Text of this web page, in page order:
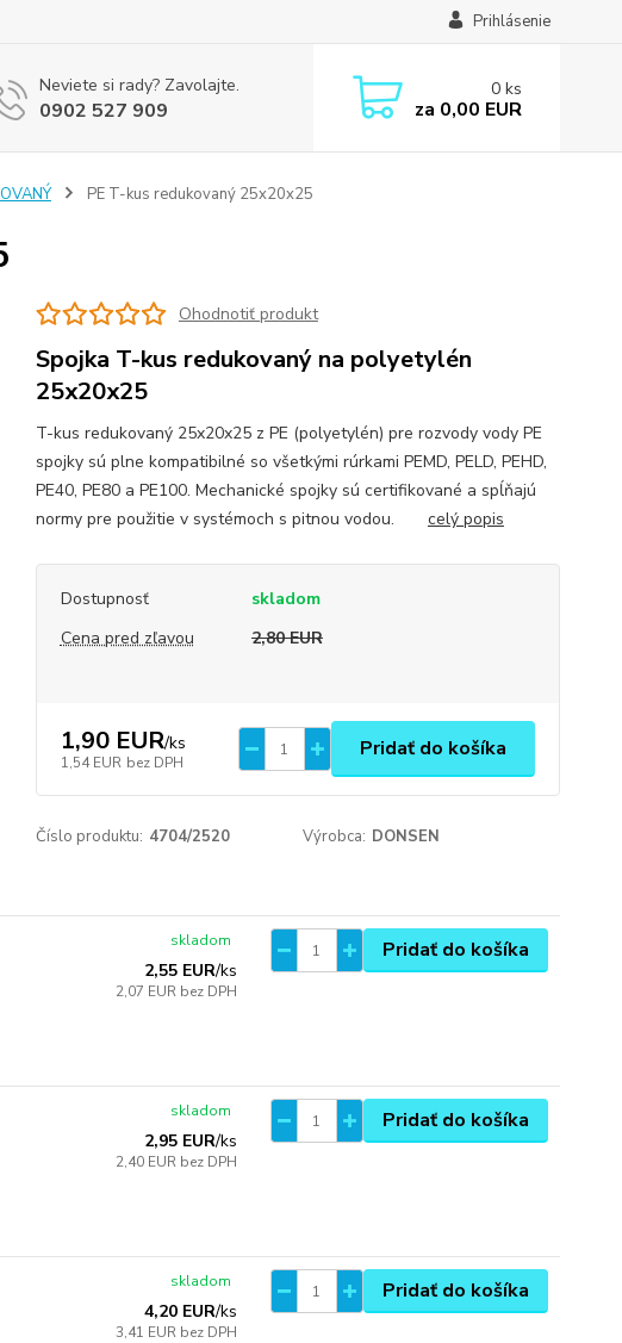
Prihlásenie
Neviete si rady? Zavolajte.
0902 527 909
0 ks
za 0,00 EUR
PE T-kus redukovaný 25x20x25
Ohodnotiť produkt
Spojka T-kus redukovaný na polyetylén
25x20x25
T-kus redukovaný 25x20x25 z PE (polyetylén) pre rozvody vody PE
spojky sú plne kompatibilné so všetkými rúrkami PEMD, PELD, PEHD,
PE40, PE80 a PE100. Mechanické spojky sú certifikované a spĺňajú
normy pre použitie v systémoch s pitnou vodou. celý popis
Dostupnosť
skladom
Cena pred zľavou
2,80 EUR
1,90 EUR/ks
1,54 EUR bez DPH
Pridať do košíka
Číslo produktu: 4704/2520 Výrobca: DONSEN
2,55 EUR/ks
2,07 EUR bez DPH
skladom Pridať do košíka
2,95 EUR/ks
2,40 EUR bez DPH
skladom Pridať do košíka
4,20 EUR/ks
3,41 EUR bez DPH
skladom Pridať do košíka